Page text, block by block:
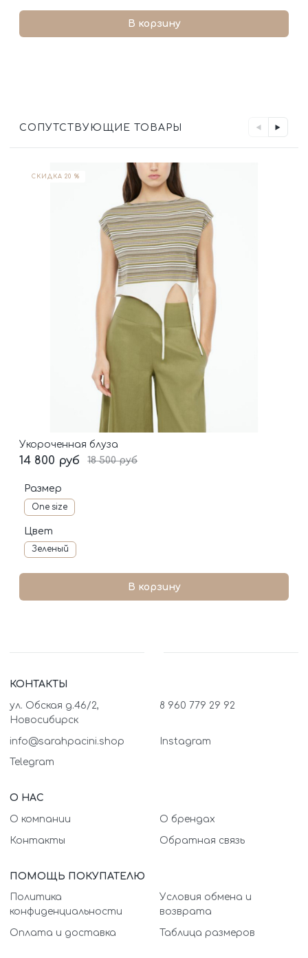
В корзину
СОПУТСТВУЮЩИЕ ТОВАРЫ
СКИДКА 20 %
Укороченная блуза
14 800 руб 18 500 руб
Размер
One size
Цвет
Зеленый
В корзину
КОНТАКТЫ
ул. Обская д.46/2,
Новосибирск
8 960 779 29 92
info@sarahpacini.shop Instagram
Telegram
О НАС
О компании О брендах
Контакты Обратная связь
ПОМОЩЬ ПОКУПАТЕЛЮ
Политика
конфиденциальности
Условия обмена и
возврата
Оплата и доставка Таблица размеров